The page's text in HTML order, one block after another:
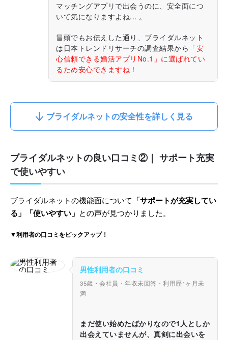
マッチングアプリで出会うのに、安全面につ
いて気になりますよね... 。
冒頭でもお伝えした通り、ブライダルネット
は日本トレンドリサーチの調査結果から 「安
心信頼できる婚活アプリNo.1」に選ばれてい
るため安心できますね！
ブライダルネットの安全性を詳しく見る
ブライダルネットの良い口コミ②｜ サポート充実
で使いやすい
ブライダルネットの機能面について
「サポートが充実してい
る」「使いやすい」
との声が見つかりました。
▼利用者の口コミをピックアップ！
男性利用者の口コミ
35歳・会社員・年収未回答・利用歴1ヶ月未
満
まだ使い始めたばかりなので1人としか
出会えていませんが、真剣に出会いを